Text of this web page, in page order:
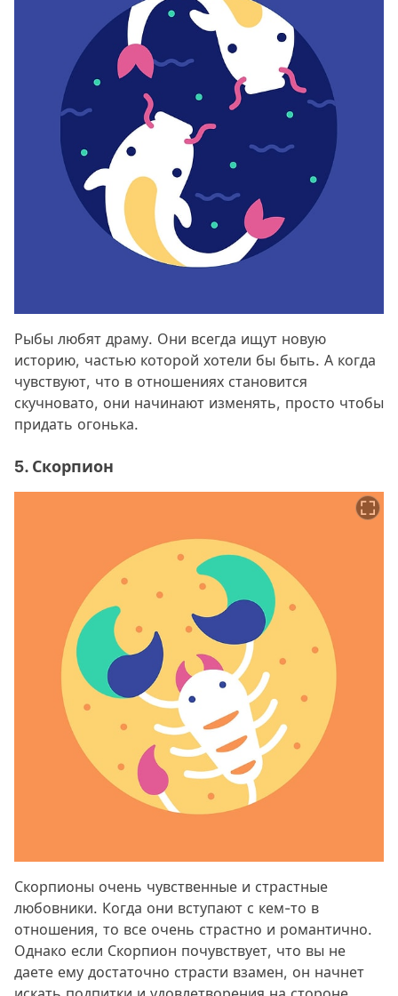
Рыбы любят драму. Они всегда ищут новую
историю, частью которой хотели бы быть. А когда
чувствуют, что в отношениях становится
скучновато, они начинают изменять, просто чтобы
придать огонька.
5. Скорпион
Скорпионы очень чувственные и страстные
любовники. Когда они вступают с кем-то в
отношения, то все очень страстно и романтично.
Однако если Скорпион почувствует, что вы не
даете ему достаточно страсти взамен, он начнет